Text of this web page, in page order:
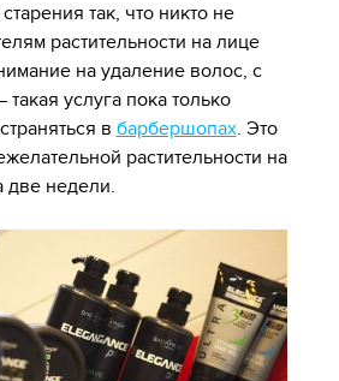
так, что никто не
растительности на лице
на удаление волос, с
услуга пока только
в барбершопах. Это
растительности на
две недели.